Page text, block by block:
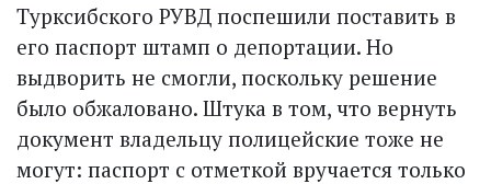
Турксибского РУВД поспешили поставить в
его паспорт штамп о депортации. Но
выдворить не смогли, поскольку решение
было обжаловано. Штука в том, что вернуть
документ владельцу полицейские тоже не
могут: паспорт с отметкой вручается только